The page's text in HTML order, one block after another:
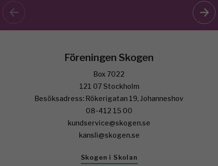
Föreningen Skogen
Box 7022
121 07 Stockholm
Besöksadress: Rökerigatan 19, Johanneshov
08-412 15 00
kundservice@skogen.se
kansli@skogen.se
Skogen i Skolan